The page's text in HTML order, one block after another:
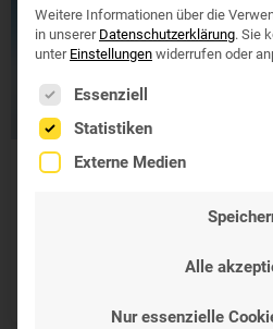
LOCERYL®
Weitere Informationen über die
in unserer Datenschutzerklärung. Sie
unter Einstellungen widerrufen oder
Es folgt eine Liste der
Essenziell
Statistiken
Externe Medien
Alle
Nur essenzielle